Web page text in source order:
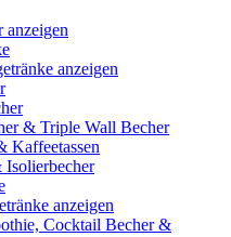
anzeigen
& Triple Wall Becher
Kaffeetassen
Isolierbecher
anzeigen
Cocktail Becher &